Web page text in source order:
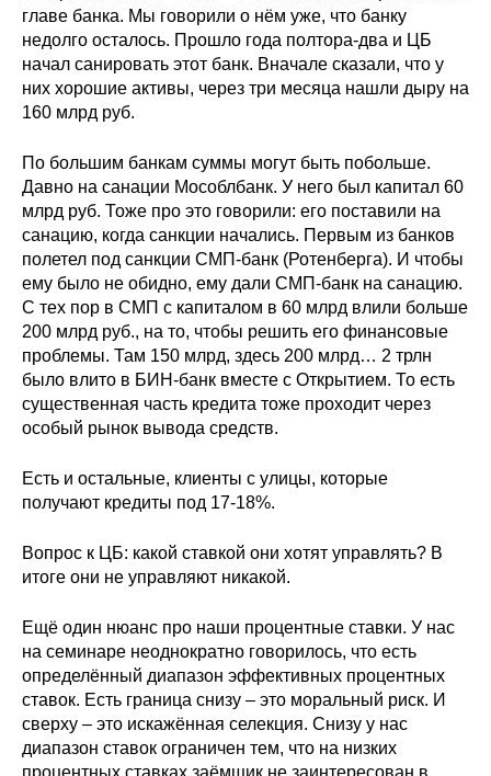
главе банка. Мы говорили о нём уже, что банку
недолго осталось. Прошло года полтора-два и ЦБ
начал санировать этот банк. Вначале сказали, что у
них хорошие активы, через три месяца нашли дыру на
160 млрд руб.
По большим банкам суммы могут быть побольше.
Давно на санации Мособлбанк. У него был капитал 60
млрд руб. Тоже про это говорили: его поставили на
санацию, когда санкции начались. Первым из банков
полетел под санкции СМП-банк (Ротенберга). И чтобы
ему было не обидно, ему дали СМП-банк на санацию.
С тех пор в СМП с капиталом в 60 млрд влили больше
200 млрд руб., на то, чтобы решить его финансовые
проблемы. Там 150 млрд, здесь 200 млрд… 2 трлн
было влито в БИН-банк вместе с Открытием. То есть
существенная часть кредита тоже проходит через
особый рынок вывода средств.
Есть и остальные, клиенты с улицы, которые
получают кредиты под 17-18%.
Вопрос к ЦБ: какой ставкой они хотят управлять? В
итоге они не управляют никакой.
Ещё один нюанс про наши процентные ставки. У нас
на семинаре неоднократно говорилось, что есть
определённый диапазон эффективных процентных
ставок. Есть граница снизу – это моральный риск. И
сверху – это искажённая селекция. Снизу у нас
диапазон ставок ограничен тем, что на низких